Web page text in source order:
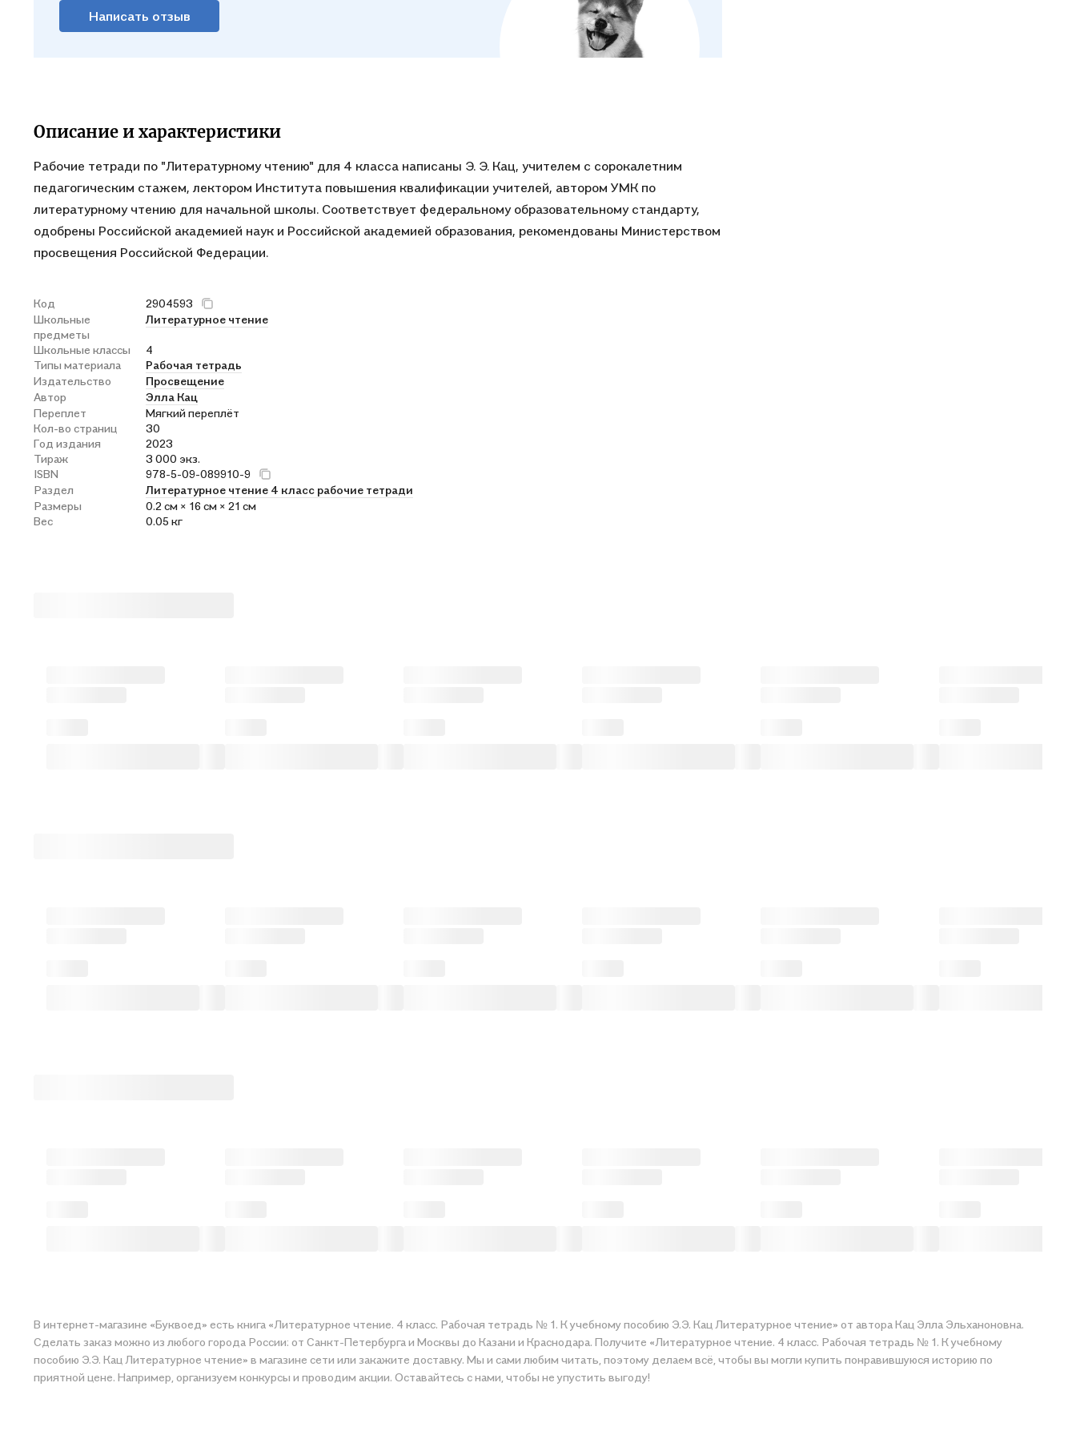
Написать отзыв
Описание и характеристики
Рабочие тетради по "Литературному чтению" для 4 класса написаны Э. Э. Кац, учителем с сорокалетним
педагогическим стажем, лектором Института повышения квалификации учителей, автором УМК по
литературному чтению для начальной школы. Соответствует федеральному образовательному стандарту,
одобрены Российской академией наук и Российской академией образования, рекомендованы Министерством
просвещения Российской Федерации.
Код
2904593
Школьные
предметы
Литературное чтение
Школьные классы
4
Типы материала
Рабочая тетрадь
Издательство
Просвещение
Автор
Элла Кац
Переплет
Мягкий переплёт
Кол-во страниц
30
Год издания
2023
Тираж
3 000 экз.
ISBN
978-5-09-089910-9
Раздел
Литературное чтение 4 класс рабочие тетради
Размеры
0.2 см × 16 см × 21 см
Вес
0.05 кг
В интернет-магазине «Буквоед» есть книга «Литературное чтение. 4 класс. Рабочая тетрадь № 1. К учебному пособию Э.Э. Кац Литературное чтение» от автора Кац Элла Эльханоновна.
Сделать заказ можно из любого города России: от Санкт-Петербурга и Москвы до Казани и Краснодара. Получите «Литературное чтение. 4 класс. Рабочая тетрадь № 1. К учебному
пособию Э.Э. Кац Литературное чтение» в магазине сети или закажите доставку. Мы и сами любим читать, поэтому делаем всё, чтобы вы могли купить понравившуюся историю по
приятной цене. Например, организуем конкурсы и проводим акции. Оставайтесь с нами, чтобы не упустить выгоду!